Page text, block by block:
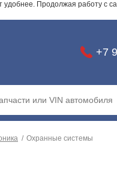
Продолжая работу с
+7
/ Охранные системы